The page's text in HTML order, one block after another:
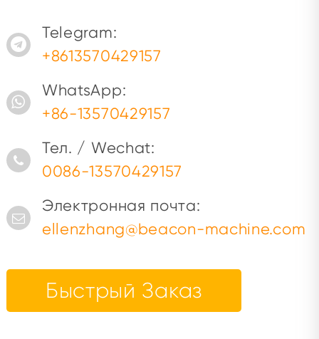
Telegram:
+8613570429157
WhatsApp:
+86-13570429157
Тел. / Wechat:
0086-13570429157
Электронная почта:
ellenzhang@beacon-machine.com
Быстрый Заказ